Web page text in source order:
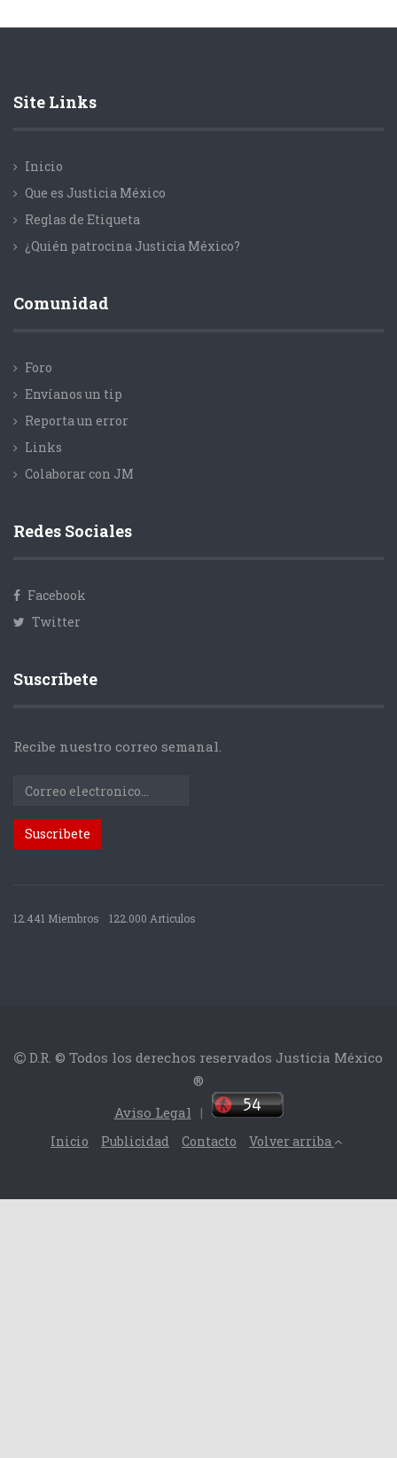
Site Links
Inicio
Que es Justicia México
Reglas de Etiqueta
¿Quién patrocina Justicia México?
Comunidad
Foro
Envíanos un tip
Reporta un error
Links
Colaborar con JM
Redes Sociales
Facebook
Twitter
Suscríbete
Recibe nuestro correo semanal.
12.441 Miembros 122.000 Articulos
D.R. © Todos los derechos reservados Justicia México
®
Aviso Legal |
Inicio Publicidad Contacto Volver arriba